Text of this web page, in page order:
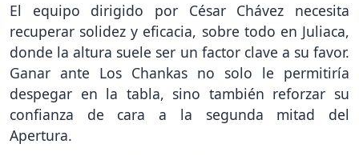
El equipo dirigido por César Chávez necesita
recuperar solidez y eficacia, sobre todo en Juliaca,
donde la altura suele ser un factor clave a su favor.
Ganar ante Los Chankas no solo le permitiría
despegar en la tabla, sino también reforzar su
confianza de cara a la segunda mitad del
Apertura.